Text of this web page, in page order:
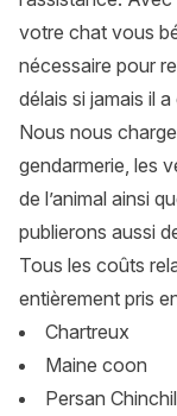
votre chat vous
nécessaire pour
délais si jamais il
Nous nous
gendarmerie, les
de l’animal ainsi
publierons aussi
Tous les coûts
entièrement pris
Chartreux
Maine coon
Persan